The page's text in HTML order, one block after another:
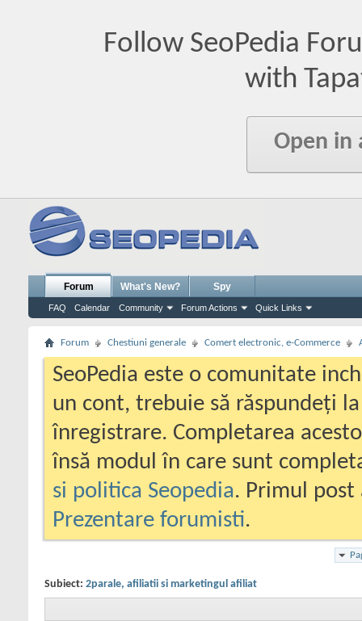
Follow SeoPedia
with
Open in
Forum
FAQ Calendar Community Forum Actions Quick Links
What's New? Spy
Forum Chestiuni generale Comert electronic, e-Commerce
SeoPedia este o comunitate
un cont, trebuie să răspundeți
înregistrare. Completarea
însă modul în care sunt
si politica Seopedia. Primul
Prezentare forumisti.
Subiect: 2parale, afiliatii si marketingul afiliat